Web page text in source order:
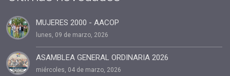
#entrevista
#Dia del coach
#Delegaciones
#administracion
MUJERES 2000 - AACOP
lunes, 09 de marzo, 2026
ASAMBLEA GENERAL ORDINARIA 2026
miércoles, 04 de marzo, 2026